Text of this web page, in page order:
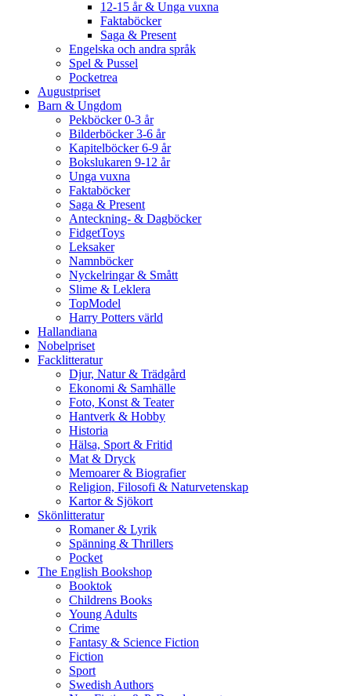
12-15 år & Unga vuxna
Faktaböcker
Saga & Present
Engelska och andra språk
Spel & Pussel
Pocketrea
Augustpriset
Barn & Ungdom
Pekböcker 0-3 år
Bilderböcker 3-6 år
Kapitelböcker 6-9 år
Bokslukaren 9-12 år
Unga vuxna
Faktaböcker
Saga & Present
Anteckning- & Dagböcker
FidgetToys
Leksaker
Namnböcker
Nyckelringar & Smått
Slime & Leklera
TopModel
Harry Potters värld
Hallandiana
Nobelpriset
Facklitteratur
Djur, Natur & Trädgård
Ekonomi & Samhälle
Foto, Konst & Teater
Hantverk & Hobby
Historia
Hälsa, Sport & Fritid
Mat & Dryck
Memoarer & Biografier
Religion, Filosofi & Naturvetenskap
Kartor & Sjökort
Skönlitteratur
Romaner & Lyrik
Spänning & Thrillers
Pocket
The English Bookshop
Booktok
Childrens Books
Young Adults
Crime
Fantasy & Science Fiction
Fiction
Sport
Swedish Authors